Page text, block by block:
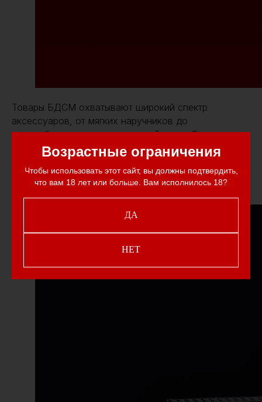
Возрастные ограничения
Чтобы использовать этот сайт, вы должны подтвердить,
что вам 18 лет или больше. Вам исполнилось 18?
ДА
НЕТ
Товары БДСМ охватывают широкий спектр
аксессуаров, от мягких наручников до
разнообразных зажимов и ошейников. Они
призваны не только дополнить физические
ощущения, но и создать особую атмосферу
взаимодействия, где ценится доверие, забота и
внимание к партнеру.